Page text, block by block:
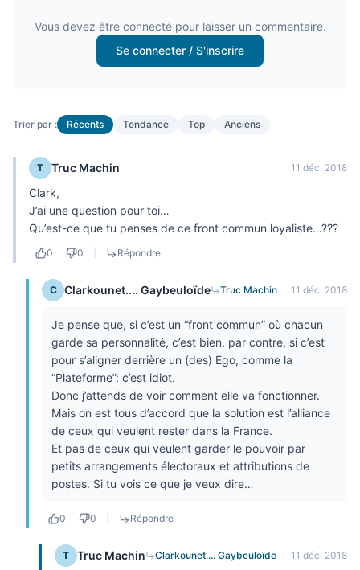
Vous devez être connecté pour laisser un commentaire.
Se connecter / S'inscrire
Trier par : Récents Tendance Top Anciens
T Truc Machin 11 déc. 2018
Clark,
J’ai une question pour toi…
Qu’est-ce que tu penses de ce front commun loyaliste…???
0 0 Répondre
C Clarkounet.... Gaybeuloïde Truc Machin 11 déc. 2018
Je pense que, si c’est un “front commun” où chacun
garde sa personnalité, c’est bien. par contre, si c’est
pour s’aligner derrière un (des) Ego, comme la
“Plateforme”: c’est idiot.
Donc j’attends de voir comment elle va fonctionner.
Mais on est tous d’accord que la solution est l’alliance
de ceux qui veulent rester dans la France.
Et pas de ceux qui veulent garder le pouvoir par
petits arrangements électoraux et attributions de
postes. Si tu vois ce que je veux dire…
0 0 Répondre
T Truc Machin Clarkounet.... Gaybeuloïde 11 déc. 2018